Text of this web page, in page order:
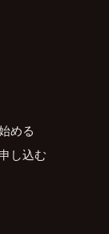
める
し込む